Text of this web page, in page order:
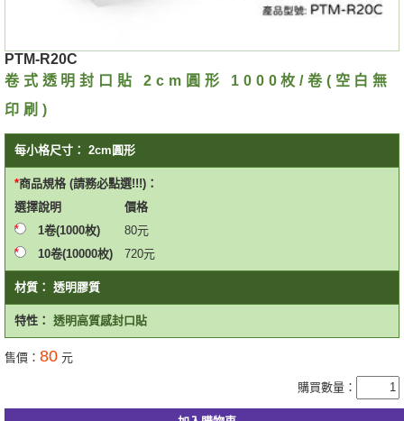
PTM-R20C
卷式透明封口貼 2cm圓形 1000枚/卷(空白無
印刷)
每小格尺寸： 2cm圓形
商品規格 (請務必點選!!!)：
選擇說明
價格
1卷(1000枚)
80元
10卷(10000枚) 720元
材質： 透明膠質
特性： 透明高質感封口貼
售價： 80 元
購買數量：